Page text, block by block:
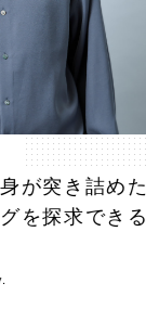
が突き詰めた
を探求できる